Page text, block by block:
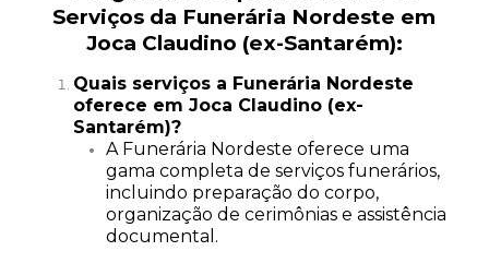
Serviços da Funerária Nordeste em
Joca Claudino (ex-Santarém):
Quais serviços a Funerária Nordeste
oferece em Joca Claudino (ex-
Santarém)?
A Funerária Nordeste oferece uma
gama completa de serviços funerários,
incluindo preparação do corpo,
organização de cerimônias e assistência
documental.